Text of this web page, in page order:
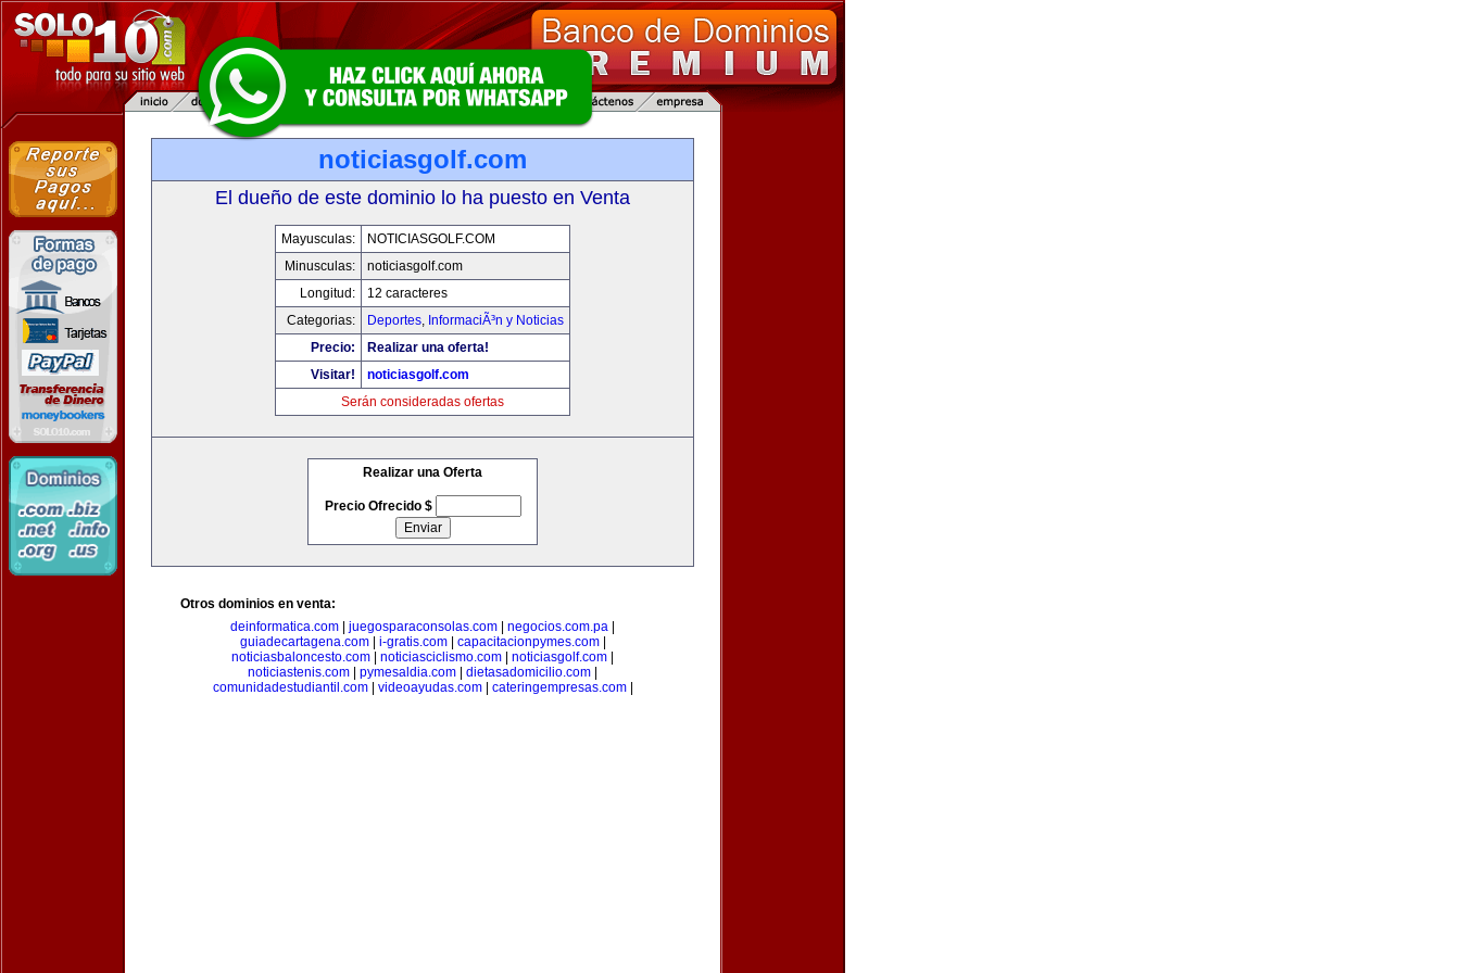
noticiasgolf.com
El dueño de este dominio lo ha puesto en Venta
Mayusculas:
NOTICIASGOLF.COM
Minusculas:
noticiasgolf.com
Longitud:
12 caracteres
Categorias:
Deportes, InformaciÃ³n y Noticias
Precio:
Realizar una oferta!
Visitar!
noticiasgolf.com
Serán consideradas ofertas
Realizar una Oferta
Precio Ofrecido $
Otros dominios en venta:
deinformatica.com
juegosparaconsolas.com negocios.com.pa
guiadecartagena.com| i-gratis.com| capacitacionpymes.com|
noticiasbaloncesto.com
noticiasciclismo.com noticiasgolf.com
noticiastenis.com
pymesaldia.com dietasadomicilio.com
comunidadestudiantil.com| videoayudas.com| cateringempresas.com|